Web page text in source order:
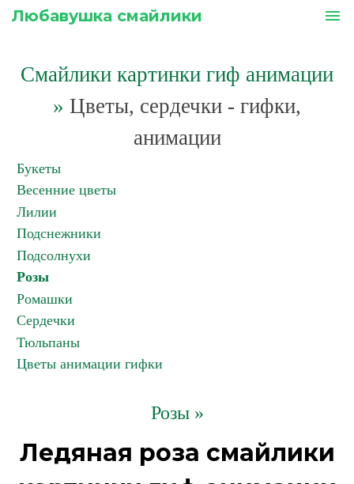
Любавушка смайлики menu
Смайлики картинки гиф анимации
» Цветы, сердечки - гифки,
анимации
Букеты
Весенние цветы
Лилии
Подснежники
Подсолнухи
Розы
Ромашки
Сердечки
Тюльпаны
Цветы анимации гифки
Розы »
Ледяная роза смайлики